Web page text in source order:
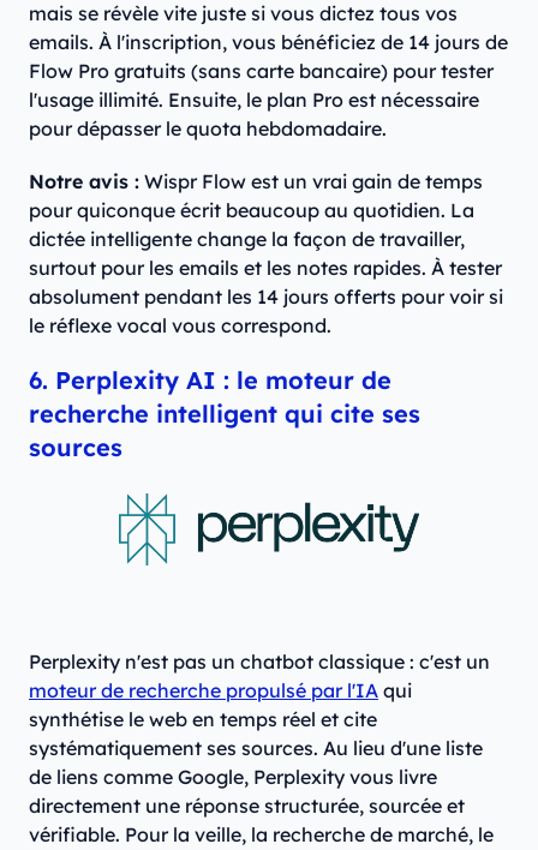
mais se révèle vite juste si vous dictez tous vos
emails. À l'inscription, vous bénéficiez de 14 jours de
Flow Pro gratuits (sans carte bancaire) pour tester
l'usage illimité. Ensuite, le plan Pro est nécessaire
pour dépasser le quota hebdomadaire.
Notre avis : Wispr Flow est un vrai gain de temps
pour quiconque écrit beaucoup au quotidien. La
dictée intelligente change la façon de travailler,
surtout pour les emails et les notes rapides. À tester
absolument pendant les 14 jours offerts pour voir si
le réflexe vocal vous correspond.
6. Perplexity AI : le moteur de
recherche intelligent qui cite ses
sources
Perplexity n'est pas un chatbot classique : c'est un
moteur de recherche propulsé par l'IA qui
synthétise le web en temps réel et cite
systématiquement ses sources. Au lieu d'une liste
de liens comme Google, Perplexity vous livre
directement une réponse structurée, sourcée et
vérifiable. Pour la veille, la recherche de marché, le